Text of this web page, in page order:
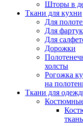
Шторы в
Ткани для кухни
Для
Для
Для
Дорожки
холсты
Рогожка
на
Ткани для